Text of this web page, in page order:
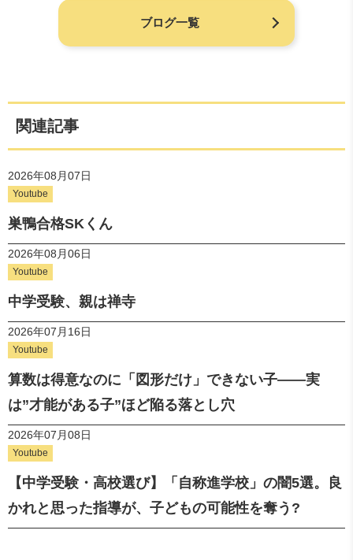
ブログ一覧
関連記事
2026年08月07日
Youtube
巣鴨合格SKくん
2026年08月06日
Youtube
中学受験、親は禅寺
2026年07月16日
Youtube
算数は得意なのに「図形だけ」できない子——実
は”才能がある子”ほど陥る落とし穴
2026年07月08日
Youtube
【中学受験・高校選び】「自称進学校」の闇5選。良
かれと思った指導が、子どもの可能性を奪う?